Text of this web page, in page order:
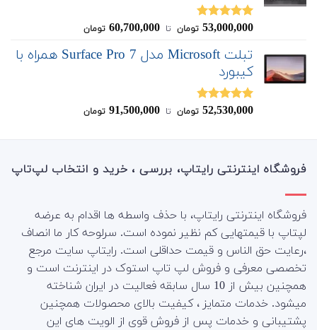
نمره5.00
53,000,000 تومان ‌ تا ‌ 60,700,000 تومان
تبلت Microsoft مدل Surface Pro 7 همراه با
کیبورد
نمره4.83
52,530,000 تومان ‌ تا ‌ 91,500,000 تومان
فروشگاه اینترنتی رایتاپ، بررسی ، خرید و انتخاب لپ‌تاپ
فروشگاه اینترنتی رایتاپ، با حذف واسطه ها اقدام به عرضه
لپتاپ با قیمتهایی کم نظیر نموده است. سرلوحه کار ما انصاف
،رعایت حق الناس و قیمت حداقلی است. رایتاپ سایت مرجع
تخصصی معرفی و فروش لپ تاپ استوک در اینترنت است و
همچنین بیش از 10 سال سابقه فعالیت در ایران شناخته
میشود. خدمات متمایز ، کیفیت بالای محصولات همچنین
پشتیبانی و خدمات پس از فروش قوی از الویت های این